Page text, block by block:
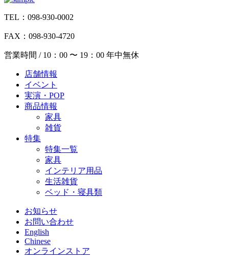
TEL：098-930-0002
FAX：098-930-4720
営業時間 / 10：00 〜 19：00 年中無休
店舗情報
イベント
実演・POP
商品情報
家具
雑貨
特集
特集一覧
家具
インテリア用品
生活雑貨
ベッド・寝具類
お知らせ
お問い合わせ
English
Chinese
オンラインストア